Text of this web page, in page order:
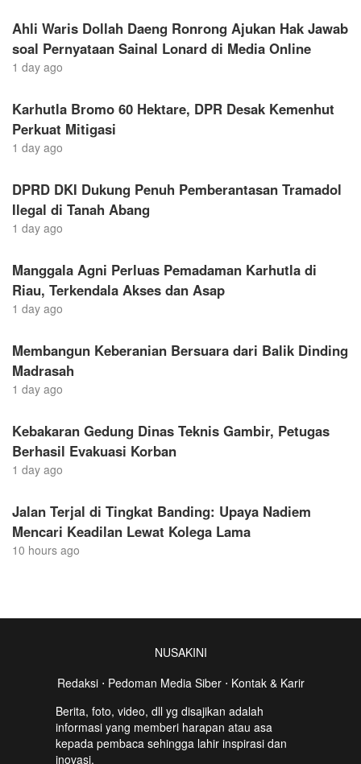
Ahli Waris Dollah Daeng Ronrong Ajukan Hak Jawab
soal Pernyataan Sainal Lonard di Media Online
1 day ago
Karhutla Bromo 60 Hektare, DPR Desak Kemenhut
Perkuat Mitigasi
1 day ago
DPRD DKI Dukung Penuh Pemberantasan Tramadol
Ilegal di Tanah Abang
1 day ago
Manggala Agni Perluas Pemadaman Karhutla di
Riau, Terkendala Akses dan Asap
1 day ago
Membangun Keberanian Bersuara dari Balik Dinding
Madrasah
1 day ago
Kebakaran Gedung Dinas Teknis Gambir, Petugas
Berhasil Evakuasi Korban
1 day ago
Jalan Terjal di Tingkat Banding: Upaya Nadiem
Mencari Keadilan Lewat Kolega Lama
10 hours ago
NUSAKINI
Redaksi⋅ Pedoman Media Siber⋅ Kontak & Karir
Berita, foto, video, dll yg disajikan adalah
informasi yang memberi harapan atau asa
kepada pembaca sehingga lahir inspirasi dan
inovasi.